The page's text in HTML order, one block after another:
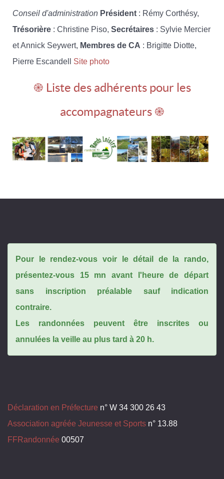
Conseil d'administration Président : Rémy Corthésy,
Trésorière : Christine Piso, Secrétaires : Sylvie Mercier
et Annick Seywert, Membres de CA : Brigitte Diotte,
Pierre Escandell Site photo
֎ Liste des adhérents pour les
accompagnateurs ֎
Pour le rendez-vous voir le détail de la rando,
présentez-vous 15 mn avant l'heure de départ
sans inscription préalable sauf indication
contraire.
Les randonnées peuvent être inscrites ou
annulées la veille au plus tard à 20 h.
Déclaration en Préfecture n° W 34 300 26 43
Association agréée Jeunesse et Sports n° 13.88
FFRandonnée 00507